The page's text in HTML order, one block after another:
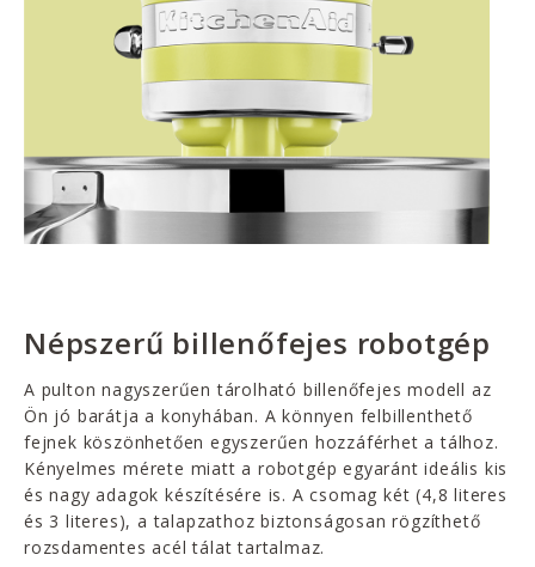
Népszerű billenőfejes robotgép
A pulton nagyszerűen tárolható billenőfejes modell az
Ön jó barátja a konyhában. A könnyen felbillenthető
fejnek köszönhetően egyszerűen hozzáférhet a tálhoz.
Kényelmes mérete miatt a robotgép egyaránt ideális kis
és nagy adagok készítésére is. A csomag két (4,8 literes
és 3 literes), a talapzathoz biztonságosan rögzíthető
rozsdamentes acél tálat tartalmaz.